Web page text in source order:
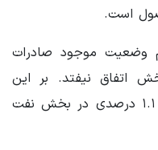
است.
وضعیت موجود صادرات
اتفاق نیفتد. بر این
اساس برای سال ۱۴۰۱ انتظار رشد ۱.۱ درصدی در بخش نفت